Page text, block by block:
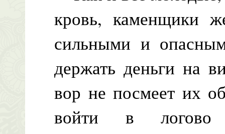
кровь, каменщики
сильными и
держать деньги на
вор не посмеет их
войти в логово